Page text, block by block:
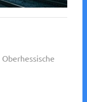
Oberhessische